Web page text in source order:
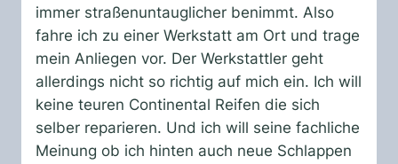
immer straßenuntauglicher benimmt. Also
fahre ich zu einer Werkstatt am Ort und trage
mein Anliegen vor. Der Werkstattler geht
allerdings nicht so richtig auf mich ein. Ich will
keine teuren Continental Reifen die sich
selber reparieren. Und ich will seine fachliche
Meinung ob ich hinten auch neue Schlappen